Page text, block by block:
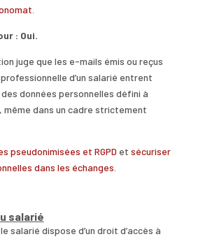
: Oui.
juge que les e-mails émis ou reçus
d’un salarié entrent
données personnelles défini à
, même dans un cadre strictement
pseudonimisées et RGPD et sécuriser
dans les échanges
salarié
salarié dispose d’un droit d’accès à